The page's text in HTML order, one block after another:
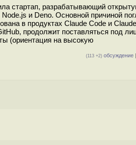
стартап, разрабатывающий
и Deno. Основной причиной
в продуктах Claude Code и
продолжит поставляться под
(ориентация на высокую
(113 +2) обсуждение |